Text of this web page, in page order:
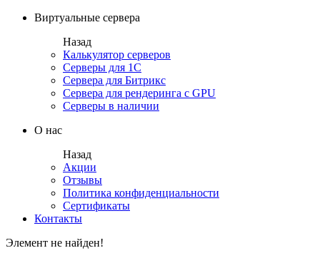
Виртуальные сервера
Назад
Калькулятор серверов
Серверы для 1С
Сервера для Битрикс
Сервера для рендеринга с GPU
Серверы в наличии
О нас
Назад
Акции
Отзывы
Политика конфиденциальности
Сертификаты
Контакты
Элемент не найден!